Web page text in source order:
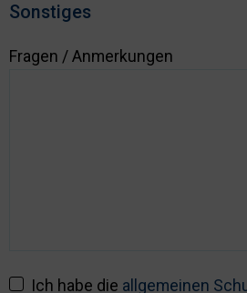
Sonstiges
Fragen / Anmerkungen
Ich habe die allgemeinen